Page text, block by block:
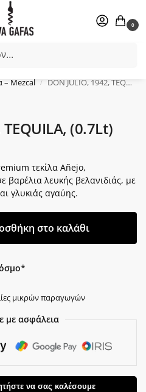
0
αγαπημένο σας πρόσωπο.
– Mezcal / DON JULIO, 1942, TEQUILA, (0.7Lt)
(0.7Lt)
τεκίλα Añejo,
βαρέλια λευκής βελανιδιάς, με
γλυκιάς αγαύης.
στο καλάθι
μικρών παραγωγών
με ασφάλεια
να σας καλέσουμε